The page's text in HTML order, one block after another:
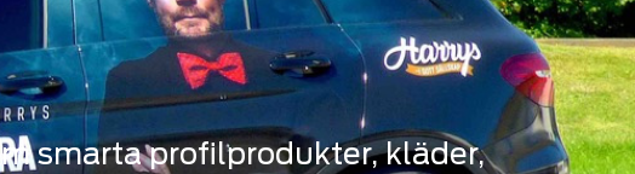
smarta profilprodukter, kläder,